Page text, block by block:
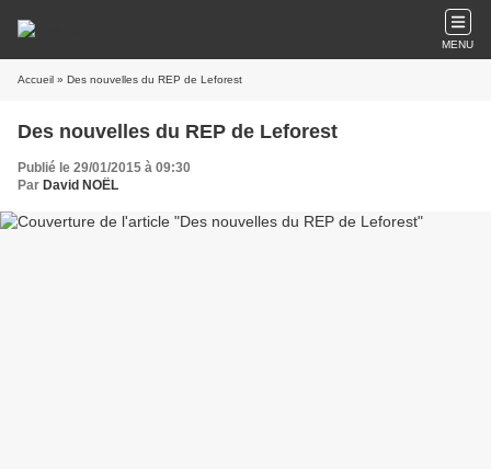
MENU
Accueil » Des nouvelles du REP de Leforest
Des nouvelles du REP de Leforest
Publié le 29/01/2015 à 09:30
Par David NOËL